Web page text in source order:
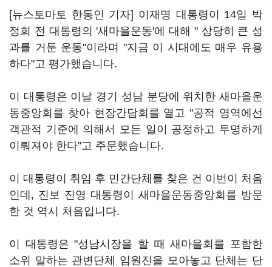
[뉴스토마토 한동인 기자] 이재명 대통령이 14일 박
정희 전 대통령의 '새마을운동'에 대해 " 상당히 큰 성
과를 거둔 운동"이라며 "지금 이 시대에도 매우 유용
하다"고 평가했습니다.
이 대통령은 이날 경기 성남 분당에 위치한 새마을운
동중앙회를 찾아 현장간담회를 열고 "공적 영역에선
객관적 기준에 의해서 모든 일이 공정하고 투명하게
이뤄져야 한다"고 주문했습니다.
이 대통령이 취임 후 민간단체를 찾은 건 이번이 처음
인데, 진보 진영 대통령이 새마을운동중앙회를 방문
한 것 역시 처음입니다.
이 대통령은 "성남시장을 할 때 새마을회를 포함한
소위 말하는 관변단체 임원진을 모아놓고 단체는 단